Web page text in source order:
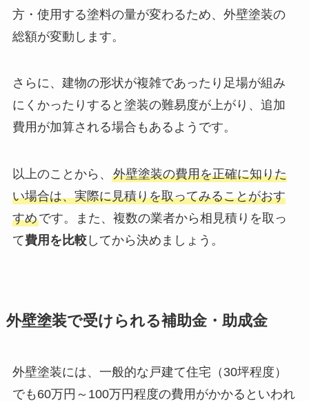
方・使用する塗料の量が変わるため、外壁塗装の
総額が変動します。
さらに、建物の形状が複雑であったり足場が組み
にくかったりすると塗装の難易度が上がり、追加
費用が加算される場合もあるようです。
以上のことから、 外壁塗装の費用を正確に知りた
い場合は、実際に見積りを取ってみることがおす
すめです。また、複数の業者から相見積りを取っ
て費用を比較してから決めましょう。
外壁塗装で受けられる補助金・助成金
外壁塗装には、一般的な戸建て住宅（30坪程度）
でも60万円～100万円程度の費用がかかるといわれ